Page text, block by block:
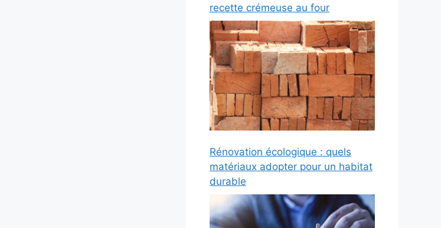
recette crémeuse au four
Rénovation écologique : quels
matériaux adopter pour un habitat
durable